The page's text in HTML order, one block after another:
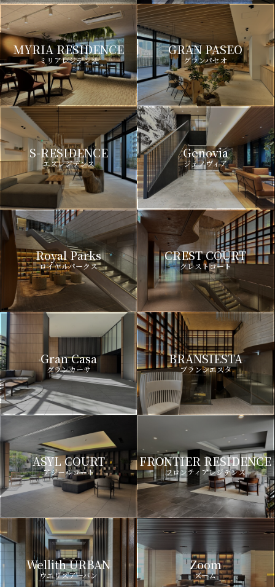
MYRIA RESIDENCE
ミリアレジデンス
GRAN PASEO
グランパセオ
S-RESIDENCE
エスレジデンス
Genovia
ジェノヴィア
Royal Parks
ロイヤルパークス
CREST COURT
クレストコート
Gran Casa
グランカーサ
BRANSIESTA
ブランシエスタ
ASYL COURT
アジールコート
FRONTIER RESIDENCE
フロンティアレジデンス
Wellith URBAN
ウエリスアーバン
Zoom
ズーム